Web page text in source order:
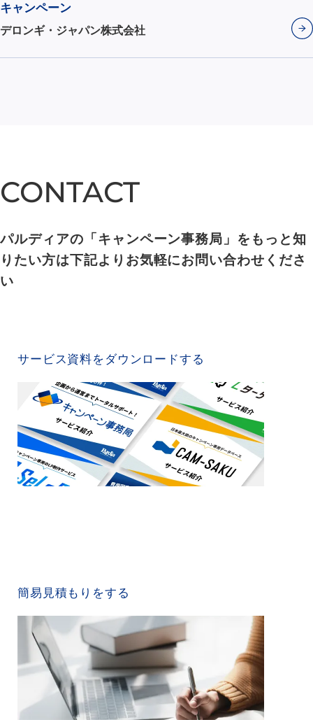
キャンペーン
デロンギ・ジャパン株式会社
CONTACT
CONTACT
パルディアの「キャンペーン事務局」をもっと知
りたい方は下記よりお気軽にお問い合わせくださ
い
サービス資料をダウンロードする
簡易見積もりをする